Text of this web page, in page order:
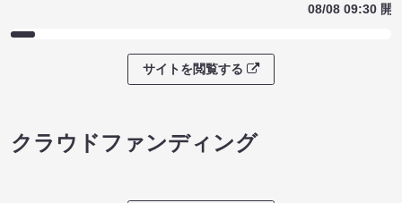
08/08 09:30 開
サイトを閲覧する
クラウドファンディング